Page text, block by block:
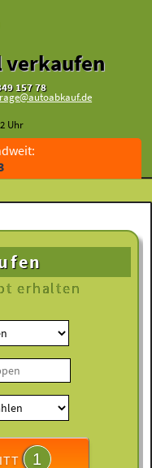
verkaufen
157 78
Uhr
erhalten
1